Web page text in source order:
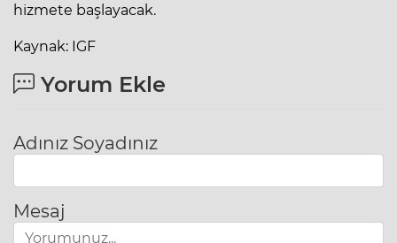
hizmete başlayacak.
Kaynak: IGF
Yorum Ekle
Adınız Soyadınız
Mesaj